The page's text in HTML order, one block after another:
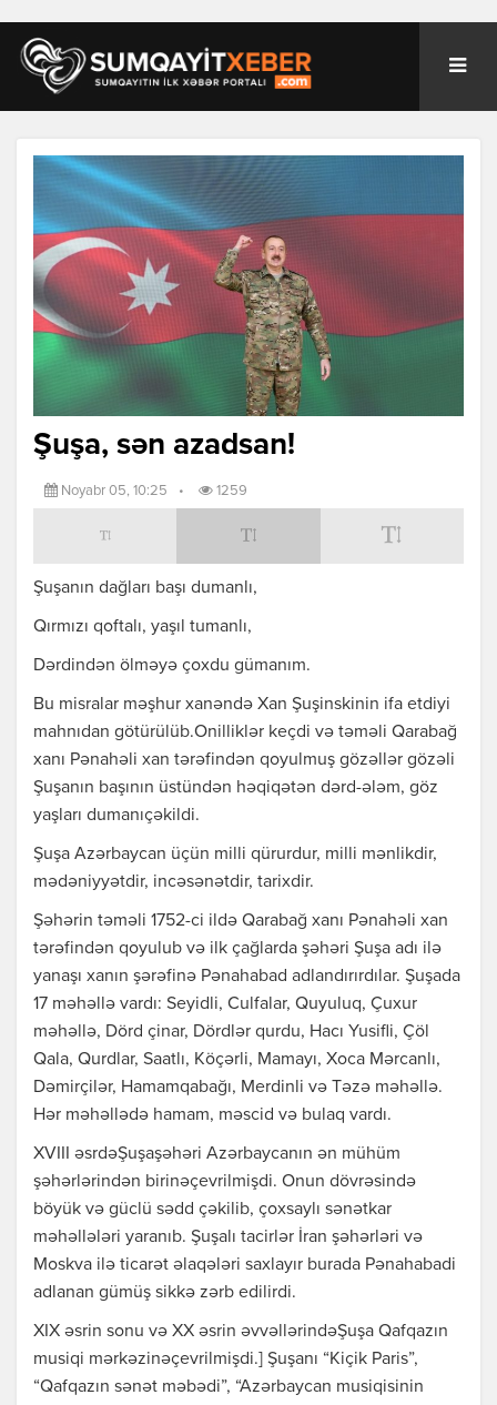
Şuşa, sən azadsan!
Noyabr 05, 10:25 • 1259
Şuşanın dağları başı dumanlı,
Qırmızı qoftalı, yaşıl tumanlı,
Dərdindən ölməyə çoxdu gümanım.
Bu misralar məşhur xanəndə Xan Şuşinskinin ifa etdiyi
mahnıdan götürülüb.Onilliklər keçdi və təməli Qarabağ
xanı Pənahəli xan tərəfindən qoyulmuş gözəllər gözəli
Şuşanın başının üstündən həqiqətən dərd-ələm, göz
yaşları dumanıçəkildi.
Şuşa Azərbaycan üçün milli qürurdur, milli mənlikdir,
mədəniyyətdir, incəsənətdir, tarixdir.
Şəhərin təməli 1752-ci ildə Qarabağ xanı Pənahəli xan
tərəfindən qoyulub və ilk çağlarda şəhəri Şuşa adı ilə
yanaşı xanın şərəfinə Pənahabad adlandırırdılar. Şuşada
17 məhəllə vardı: Seyidli, Culfalar, Quyuluq, Çuxur
məhəllə, Dörd çinar, Dördlər qurdu, Hacı Yusifli, Çöl
Qala, Qurdlar, Saatlı, Köçərli, Mamayı, Xoca Mərcanlı,
Dəmirçilər, Hamamqabağı, Merdinli və Təzə məhəllə.
Hər məhəllədə hamam, məscid və bulaq vardı.
XVIII əsrdəŞuşaşəhəri Azərbaycanın ən mühüm
şəhərlərindən birinəçevrilmişdi. Onun dövrəsində
böyük və güclü sədd çəkilib, çoxsaylı sənətkar
məhəllələri yaranıb. Şuşalı tacirlər İran şəhərləri və
Moskva ilə ticarət əlaqələri saxlayır burada Pənahabadi
adlanan gümüş sikkə zərb edilirdi.
XIX əsrin sonu və XX əsrin əvvəllərindəŞuşa Qafqazın
musiqi mərkəzinəçevrilmişdi.] Şuşanı “Kiçik Paris”,
“Qafqazın sənət məbədi”, “Azərbaycan musiqisinin